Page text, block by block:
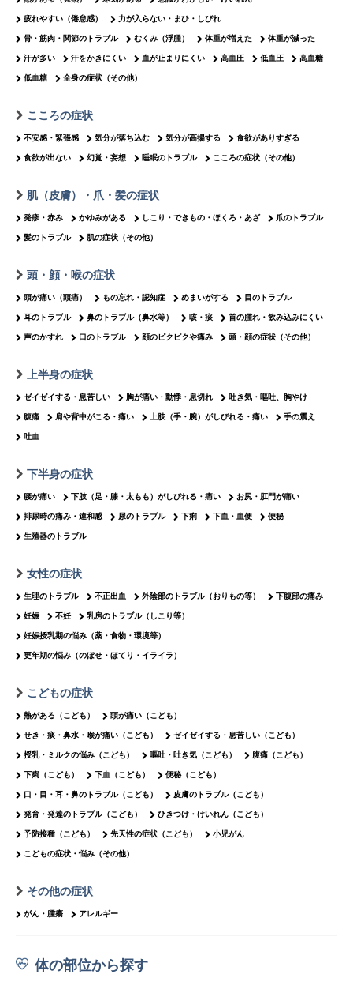
疲れやすい（倦怠感） 力が入らない・まひ・しびれ
骨・筋肉・関節のトラブル むくみ（浮腫） 体重が増えた 体重が減った
汗が多い 汗をかきにくい 血が止まりにくい 高血圧 低血圧 高血糖
低血糖 全身の症状（その他）
こころの症状
不安感・緊張感 気分が落ち込む 気分が高揚する 食欲がありすぎる
食欲が出ない 幻覚・妄想 睡眠のトラブル こころの症状（その他）
肌（皮膚）・爪・髪の症状
発疹・赤み かゆみがある しこり・できもの・ほくろ・あざ 爪のトラブル
髪のトラブル 肌の症状（その他）
頭・顔・喉の症状
頭が痛い（頭痛） もの忘れ・認知症 めまいがする 目のトラブル
耳のトラブル 鼻のトラブル（鼻水等） 咳・痰 首の腫れ・飲み込みにくい
声のかすれ 口のトラブル 顔のピクピクや痛み 頭・顔の症状（その他）
上半身の症状
ゼイゼイする・息苦しい 胸が痛い・動悸・息切れ 吐き気・嘔吐、胸やけ
腹痛 肩や背中がこる・痛い 上肢（手・腕）がしびれる・痛い 手の震え
吐血
下半身の症状
腰が痛い 下肢（足・膝・太もも）がしびれる・痛い お尻・肛門が痛い
排尿時の痛み・違和感 尿のトラブル 下痢 下血・血便 便秘
生殖器のトラブル
女性の症状
生理のトラブル 不正出血 外陰部のトラブル（おりもの等） 下腹部の痛み
妊娠 不妊 乳房のトラブル（しこり等）
妊娠授乳期の悩み（薬・食物・環境等）
更年期の悩み（のぼせ・ほてり・イライラ）
こどもの症状
熱がある（こども） 頭が痛い（こども）
せき・痰・鼻水・喉が痛い（こども） ゼイゼイする・息苦しい（こども）
授乳・ミルクの悩み（こども） 嘔吐・吐き気（こども） 腹痛（こども）
下痢（こども） 下血（こども） 便秘（こども）
口・目・耳・鼻のトラブル（こども） 皮膚のトラブル（こども）
発育・発達のトラブル（こども） ひきつけ・けいれん（こども）
予防接種（こども） 先天性の症状（こども） 小児がん
こどもの症状・悩み（その他）
その他の症状
がん・腫瘍 アレルギー
体の部位から探す